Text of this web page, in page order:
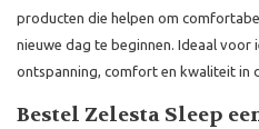
producten die helpen om
nieuwe dag te beginnen. Ideaal voor
ontspanning, comfort en kwaliteit in
Bestel Zelesta Sleep